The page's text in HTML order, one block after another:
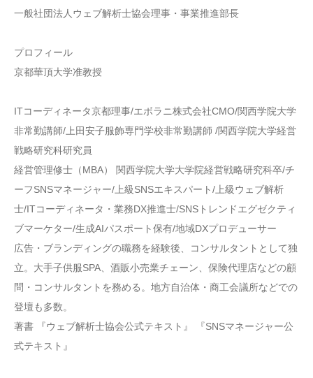
一般社団法人ウェブ解析士協会理事・事業推進部長
プロフィール
京都華頂大学准教授
ITコーディネータ京都理事/エボラニ株式会社CMO/関西学院大学
非常勤講師/上田安子服飾専門学校非常勤講師 /関西学院大学経営
戦略研究科研究員
経営管理修士（MBA） 関西学院大学大学院経営戦略研究科卒/チ
ーフSNSマネージャー/上級SNSエキスパート/上級ウェブ解析
士/ITコーディネータ・業務DX推進士/SNSトレンドエグゼクティ
ブマーケター/生成AIパスポート保有/地域DXプロデューサー
広告・ブランディングの職務を経験後、コンサルタントとして独
立。大手子供服SPA、酒販小売業チェーン、保険代理店などの顧
問・コンサルタントを務める。地方自治体・商工会議所などでの
登壇も多数。
著書 『ウェブ解析士協会公式テキスト』 『SNSマネージャー公
式テキスト』